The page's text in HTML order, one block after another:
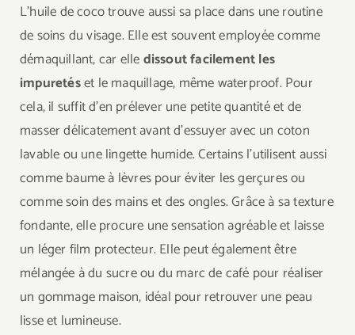
L’huile de coco trouve aussi sa place dans une routine
de soins du visage. Elle est souvent employée comme
démaquillant, car elledissout facilement les
impuretéset le maquillage, même waterproof. Pour
cela, il suffit d’en prélever une petite quantité et de
masser délicatement avant d’essuyer avec un coton
lavable ou une lingette humide. Certains l’utilisent aussi
comme baume à lèvres pour éviter les gerçures ou
comme soin des mains et des ongles. Grâce à sa texture
fondante, elle procure une sensation agréable et laisse
un léger film protecteur. Elle peut également être
mélangée à du sucre ou du marc de café pour réaliser
un gommage maison, idéal pour retrouver une peau
lisse et lumineuse.